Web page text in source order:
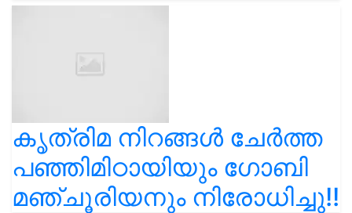
കൃത്രിമ നിറങ്ങൾ ചേർത്ത
പഞ്ഞിമിഠായിയും ഗോബി
മഞ്ചൂരിയനും നിരോധിച്ചു!!